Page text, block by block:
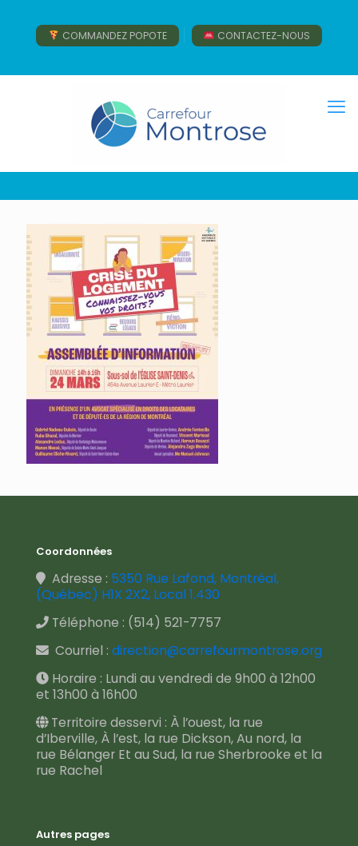
COMMANDEZ POPOTE CONTACTEZ-NOUS
Coordonnées
Adresse : 5350 Rue Lafond, Montréal,
(Québec) H1X 2X2, Local 1.430
Téléphone : (514) 521-7757
Courriel : direction@carrefourmontrose.org
Horaire : Lundi au vendredi de 9h00 à 12h00
et 13h00 à 16h00
Territoire desservi : À l’ouest, la rue
d’Iberville, À l’est, la rue Dickson, Au nord, la
rue Bélanger Et au Sud, la rue Sherbrooke et la
rue Rachel
Autres pages